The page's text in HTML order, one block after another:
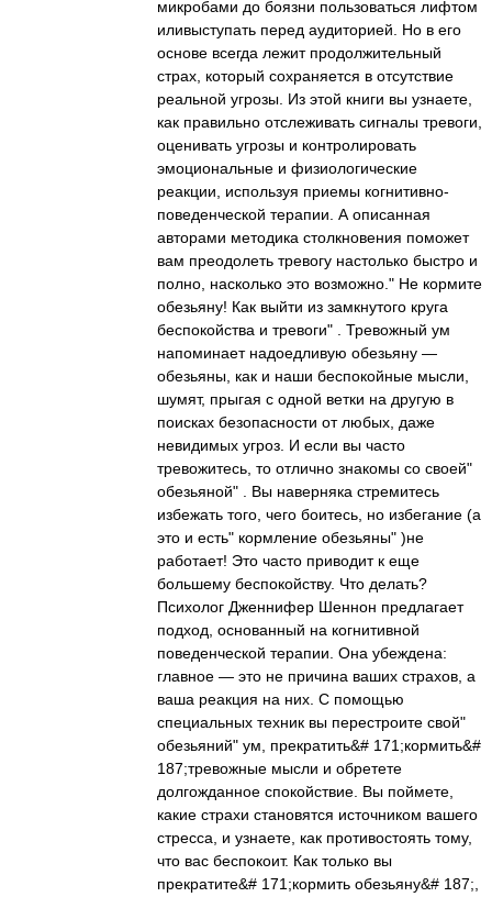
микробами до боязни пользоваться лифтом
иливыступать перед аудиторией. Но в его
основе всегда лежит продолжительный
страх, который сохраняется в отсутствие
реальной угрозы. Из этой книги вы узнаете,
как правильно отслеживать сигналы тревоги,
оценивать угрозы и контролировать
эмоциональные и физиологические
реакции, используя приемы когнитивно-
поведенческой терапии. А описанная
авторами методика столкновения поможет
вам преодолеть тревогу настолько быстро и
полно, насколько это возможно." Не кормите
обезьяну! Как выйти из замкнутого круга
беспокойства и тревоги" . Тревожный ум
напоминает надоедливую обезьяну —
обезьяны, как и наши беспокойные мысли,
шумят, прыгая с одной ветки на другую в
поисках безопасности от любых, даже
невидимых угроз. И если вы часто
тревожитесь, то отлично знакомы со своей"
обезьяной" . Вы наверняка стремитесь
избежать того, чего боитесь, но избегание (а
это и есть" кормление обезьяны" )не
работает! Это часто приводит к еще
большему беспокойству. Что делать?
Психолог Дженнифер Шеннон предлагает
подход, основанный на когнитивной
поведенческой терапии. Она убеждена:
главное — это не причина ваших страхов, а
ваша реакция на них. С помощью
специальных техник вы перестроите свой"
обезьяний" ум, прекратить&# 171;кормить&#
187;тревожные мысли и обретете
долгожданное спокойствие. Вы поймете,
какие страхи становятся источником вашего
стресса, и узнаете, как противостоять тому,
что вас беспокоит. Как только вы
прекратите&# 171;кормить обезьяну&# 187;,